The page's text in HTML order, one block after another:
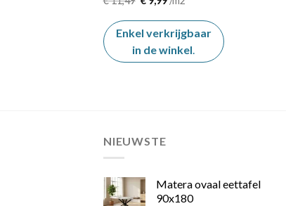
prijs
was:
€ 11,49.
is:
€ 9,99.
Enkel verkrijgbaar
in de winkel
NIEUWSTE
Matera ovaal eettafel
90x180